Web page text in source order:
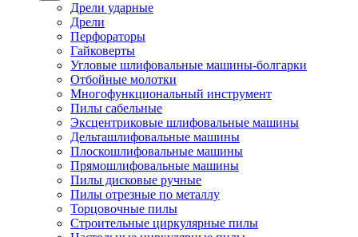
Дрели ударные
Дрели
Перфораторы
Гайковерты
Угловые шлифовальные машины-болгарки
Отбойные молотки
Многофункциональный инструмент
Пилы сабельные
Эксцентриковые шлифовальные машины
Дельташлифовальные машины
Плоскошлифовальные машины
Прямошлифовальные машины
Пилы дисковые ручные
Пилы отрезные по металлу
Торцовочные пилы
Строительные циркулярные пилы